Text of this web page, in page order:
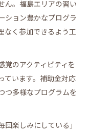
ん。福島エリアの習い
ション豊かなプログラ
なく参加できるよう工
覚のアクティビティを
ています。補助金対応
つ多様なプログラムを
回楽しみにしている」